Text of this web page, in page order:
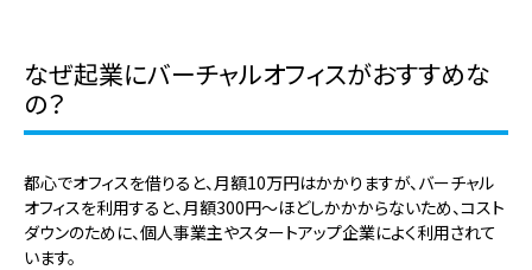
なぜ起業にバーチャルオフィスがおすすめな
の？
都心でオフィスを借りると、月額10万円はかかりますが、バーチャル
オフィスを利用すると、月額300円～ほどしかかからないため、コスト
ダウンのために、個人事業主やスタートアップ企業によく利用されて
います。